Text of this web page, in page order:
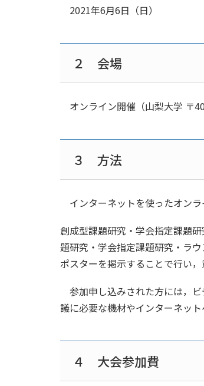
2021年6月6日（日）
２ 会場
オンライン開催（山梨大学 〒
３ 方法
インターネットを使ったオン
創成型課題研究・学会指定課題
題研究・学会指定課題研究・ラ
ポスターを掲示することで行い
参加申し込みされた方には，
議に必要な機材やインターネッ
４ 大会参加費